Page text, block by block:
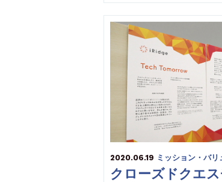
2020.06.19 ミッション・バリ
クローズドクエ